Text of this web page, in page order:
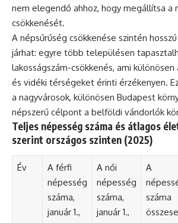
nem elegendő ahhoz, hogy megállítsa a
csökkenését.
A népsűrűség csökkenése szintén
járhat: egyre több településen
lakosságszám-csökkenés, ami
és vidéki térségeket érinti érzékenyen.
a nagyvárosok, különösen Budapest
népszerű célpont a belföldi vándorlók
Teljes népesség száma és átlagos
szerint országos szinten (2025)
Év
A férfi
népesség
száma,
január 1.,
A női
népesség
száma,
január 1.,
A
száma